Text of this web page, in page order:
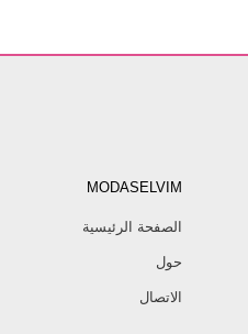
MODASELVIM
الصفحة الرئيسية
حول
الاتصال